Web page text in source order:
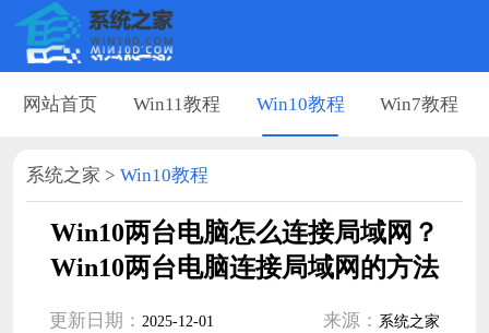
网站首页 Win11教程 Win10教程 Win7教程
系统之家 > Win10教程
Win10两台电脑怎么连接局域网？
Win10两台电脑连接局域网的方法
更新日期： 2025-12-01 来源： 系统之家